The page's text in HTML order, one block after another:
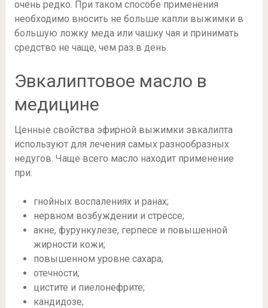
очень редко. При таком способе применения
необходимо вносить не больше капли выжимки в
большую ложку меда или чашку чая и принимать
средство не чаще, чем раз в день.
Эвкалиптовое масло в
медицине
Ценные свойства эфирной выжимки эвкалипта
используют для лечения самых разнообразных
недугов. Чаще всего масло находит применение
при:
гнойных воспалениях и ранах;
нервном возбуждении и стрессе;
акне, фурункулезе, герпесе и повышенной
жирности кожи;
повышенном уровне сахара;
отечности;
цистите и пиелонефрите;
кандидозе;